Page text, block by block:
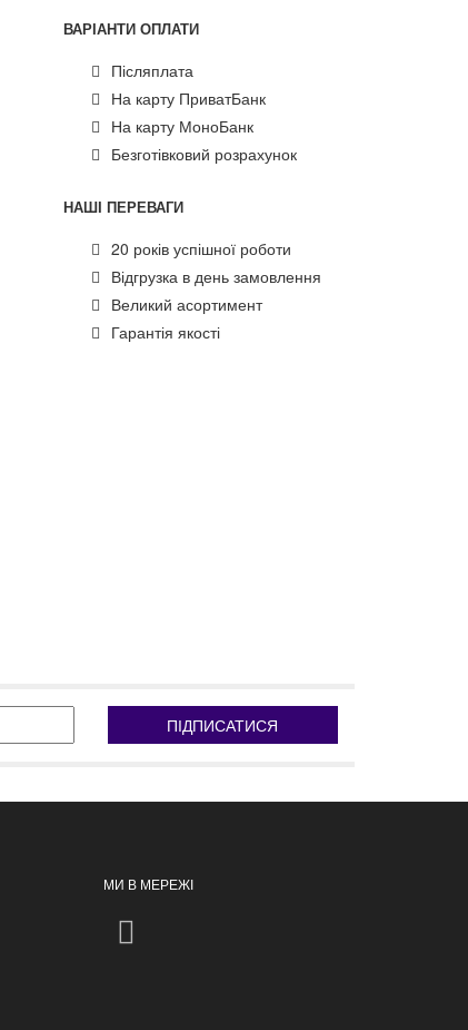
ВАРІАНТИ ОПЛАТИ
Післяплата
На карту ПриватБанк
На карту МоноБанк
Безготівковий розрахунок
НАШІ ПЕРЕВАГИ
20 років успішної роботи
Відгрузка в день замовлення
Великий асортимент
Гарантія якості
ПІДПИСАТИСЯ
МИ В МЕРЕЖІ